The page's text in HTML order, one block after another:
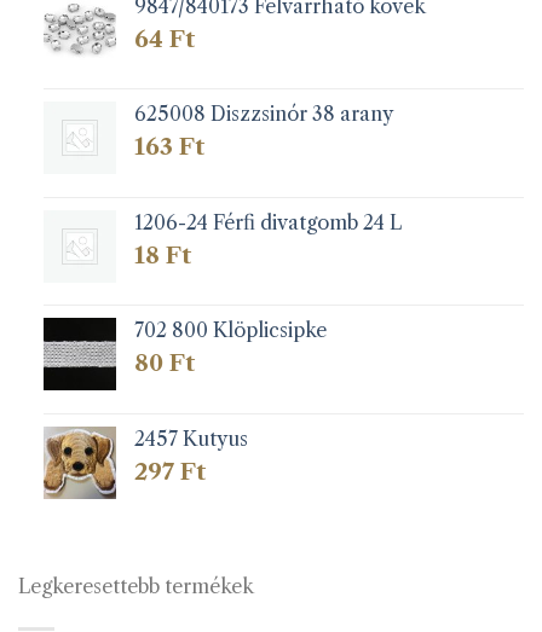
9847/840173 Felvarrható kövek
64 Ft
625008 Diszzsinór 38 arany
163 Ft
1206-24 Férfi divatgomb 24 L
18 Ft
702 800 Klöplicsipke
80 Ft
2457 Kutyus
297 Ft
Legkeresettebb termékek